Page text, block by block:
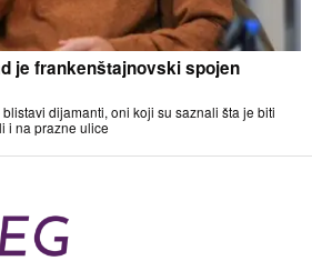
je frankenštajnovski spojen
dijamanti, oni koji su saznali šta je biti
i na prazne ulice